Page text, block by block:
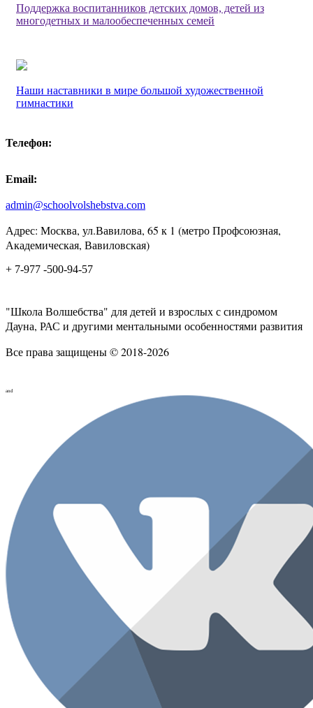
Поддержка воспитанников детских домов, детей из
многодетных и малообеспеченных семей
Наши наставники в мире большой художественной
гимнастики
Телефон:
Email:
admin@schoolvolshebstva.com
Адрес: Москва, ул.Вавилова, 65 к 1 (метро Профсоюзная,
Академическая, Вавиловская)
+ 7-977 -500-94-57
"Школа Волшебства" для детей и взрослых с синдромом
Дауна, РАС и другими ментальными особенностями развития
Все права защищены © 2018-2026
and